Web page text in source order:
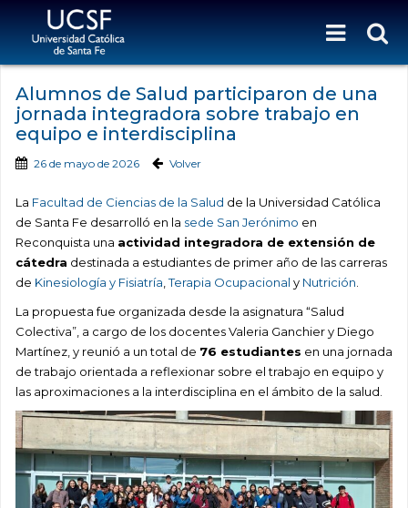
Alumnos de Salud participaron de una
jornada integradora sobre trabajo en
equipo e interdisciplina
26 de mayo de 2026 Volver
La Facultad de Ciencias de la Salud de la Universidad Católica
de Santa Fe desarrolló en la sede San Jerónimo en
Reconquista una actividad integradora de extensión de
cátedra destinada a estudiantes de primer año de las carreras
de Kinesiología y Fisiatría ,Terapia Ocupacional y Nutrición
La propuesta fue organizada desde la asignatura “Salud
Colectiva”, a cargo de los docentes Valeria Ganchier y Diego
Martínez, y reunió a un total de 76 estudiantes en una jornada
de trabajo orientada a reflexionar sobre el trabajo en equipo y
las aproximaciones a la interdisciplina en el ámbito de la salud.